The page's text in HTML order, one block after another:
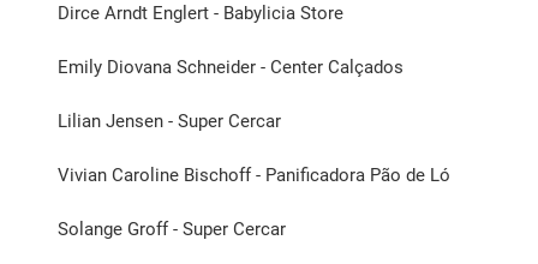
Dirce Arndt Englert - Babylicia Store
Emily Diovana Schneider - Center Calçados
Lilian Jensen - Super Cercar
Vivian Caroline Bischoff - Panificadora Pão de Ló
Solange Groff - Super Cercar